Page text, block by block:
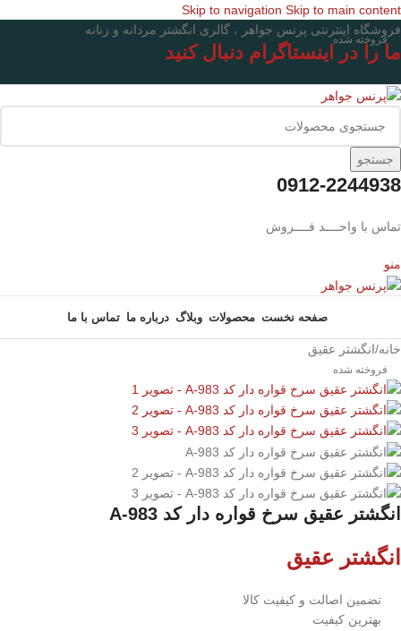
Skip to navigation Skip to main content
فروشگاه اینترنتی پرنس جواهر ، گالری انگشتر مردانه و زنانه
ما را در اینستاگرام دنبال کنید
جستجو
0912-2244938
تماس با واحــــد فــــروش
منو
صفحه نخست محصولات وبلاگ درباره ما تماس با ما
خانه/انگشتر عقیق
فروخته شده
فروخته شده
انگشتر عقيق سرخ قواره دار کد A-983
انگشتر عقیق
تضمین اصالت و کیفیت کالا
بهترین کیفیت